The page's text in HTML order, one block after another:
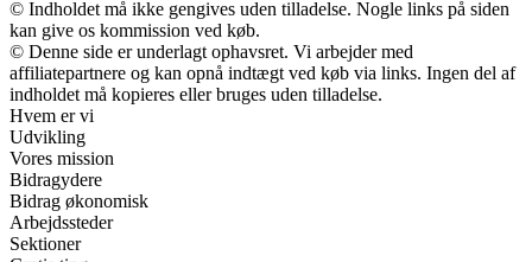
© Indholdet må ikke gengives uden tilladelse. Nogle links på siden
kan give os kommission ved køb.
© Denne side er underlagt ophavsret. Vi arbejder med
affiliatepartnere og kan opnå indtægt ved køb via links. Ingen del af
indholdet må kopieres eller bruges uden tilladelse.
Hvem er vi
Udvikling
Vores mission
Bidragydere
Bidrag økonomisk
Arbejdssteder
Sektioner